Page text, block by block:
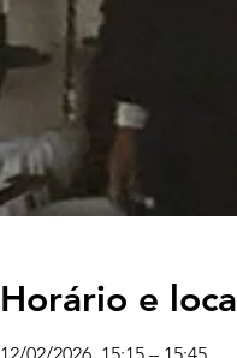
Horário e